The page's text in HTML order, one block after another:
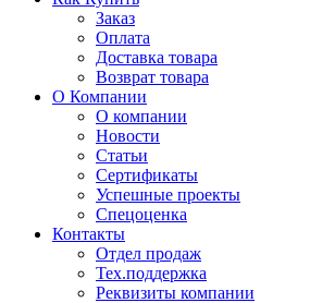
Заказ
Оплата
Доставка товара
Возврат товара
О Компании
О компании
Новости
Статьи
Сертификаты
Успешные проекты
Спецоценка
Контакты
Отдел продаж
Тех.поддержка
Реквизиты компании